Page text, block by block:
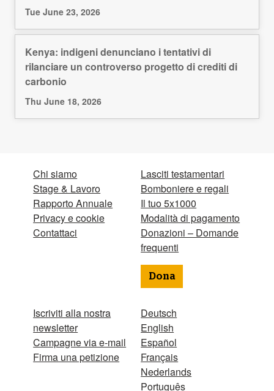
Tue June 23, 2026
Kenya: indigeni denunciano i tentativi di
rilanciare un controverso progetto di crediti di
carbonio
Thu June 18, 2026
Chi siamo
Stage & Lavoro
Rapporto Annuale
Privacy e cookie
Contattaci
Iscriviti alla nostra
newsletter
Campagne via e-mail
Firma una petizione
Lasciti testamentari
Bomboniere e regali
Il tuo 5x1000
Modalità di pagamento
Donazioni – Domande
frequenti
Dona
Deutsch
English
Español
Français
Nederlands
Português